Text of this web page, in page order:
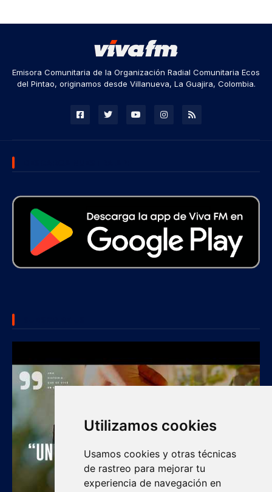
Utilizamos cookies
Usamos cookies y otras técnicas
de rastreo para mejorar tu
experiencia de navegación en
Emisora Comunitaria de la Organización Radial Comunitaria Ecos
del Pintao, originamos desde Villanueva, La Guajira, Colombia.